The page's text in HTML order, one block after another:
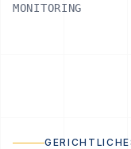
MONITORING